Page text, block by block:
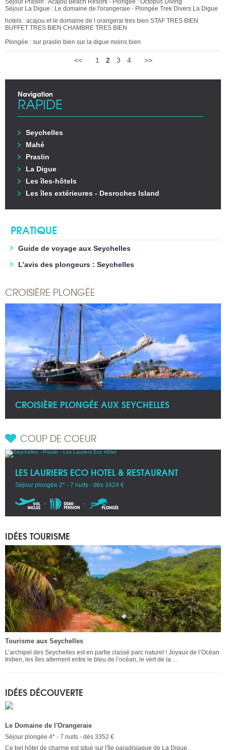
Séjour Praslin : Acajou Beach Resortl - Plongée : Octopus Diving
Séjour La Digue : Le domaine de l'orangeraie - Plongée Trek Divers La Digue
hotels : acajou et le domaine de l orangerai tres bien STAF TRES BIEN
BUFFET TRES BIEN CHAMBRE TRES BIEN
Plongée : sur praslin bien sur la digue moins bien
<< 1 2 3 4 >>
Navigation
RAPIDE
Seychelles
Mahé
Praslin
La Digue
Les îles-hôtels
Les îles extérieures - Desroches Island
PRATIQUE
Guide de voyage aux Seychelles
L’avis des plongeurs : Seychelles
CROISIÈRE PLONGÉE
CROISIÈRE PLONGÉE AUX SEYCHELLES
COUP DE COEUR
LES LAURIERS ECO HOTEL & RESTAURANT
Séjour plongée 2* - 7 nuits - dès 3424 €
IDÉES TOURISME
Tourisme aux Seychelles
L’archipel des Seychelles est en partie classé parc naturel ! Joyaux de l’Océan
Indien, les îles alternent entre le bleu de l’océan, le vert de la ...
IDÉES DÉCOUVERTE
Le Domaine de l'Orangeraie
Séjour plongée 4* - 7 nuits - dès 3352 €
Ce bel hôtel de charme est situé sur l'île paradisiaque de La Digue.